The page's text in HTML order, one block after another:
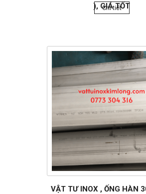
), GIÁ TỐT
Chi tiết
VẬT TƯ INOX , ỐNG HÀN